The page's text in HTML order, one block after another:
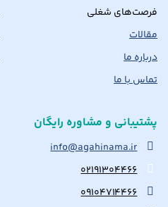
فرصت‌های شغلی
مقالات
درباره ما
تماس با ما
پشتیبانی و مشاوره رایگان
info@agahinama.ir
۰۲۱۹۱۳۰۴۴۶۶
۰۹۱۰۴۷۱۴۴۶۶